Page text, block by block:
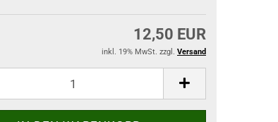
12,50 EUR
inkl. 19% MwSt. zzgl. Versand